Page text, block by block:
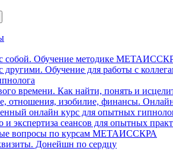
собой. Обучение методике
другими. Обучение для работы с
времени. Как найти, понять и
отношения, изобилие, финансы.
онлайн курс для опытных
и экспертиза сеансов для опытных
вопросы по курсам МЕТАИССКРА
Донейшн по сердцу